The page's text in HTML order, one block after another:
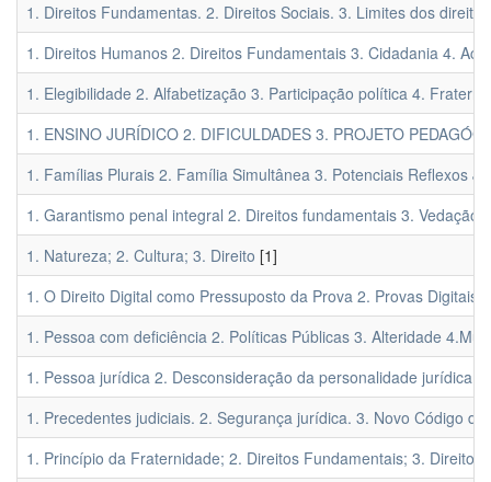
1. Direitos Fundamentas. 2. Direitos Sociais. 3. Limites dos
1. Direitos Humanos 2. Direitos Fundamentais 3. Cidadania 4.
1. Elegibilidade 2. Alfabetização 3. Participação política 4.
1. ENSINO JURÍDICO 2. DIFICULDADES 3. PROJETO
1. Famílias Plurais 2. Família Simultânea 3. Potenciais Reflexos
1. Garantismo penal integral 2. Direitos fundamentais 3.
1. Natureza; 2. Cultura; 3. Direito [1]
1. O Direito Digital como Pressuposto da Prova 2. Provas Digitais
1. Pessoa com deficiência 2. Políticas Públicas 3. Alteridade
1. Pessoa jurídica 2. Desconsideração da personalidade jurídica
1. Precedentes judiciais. 2. Segurança jurídica. 3. Novo Código de
1. Princípio da Fraternidade; 2. Direitos Fundamentais; 3.